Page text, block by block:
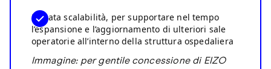
Elevata scalabilità, per supportare nel tempo
l’espansione e l’aggiornamento di ulteriori sale
operatorie all’interno della struttura ospedaliera
Immagine: per gentile concessione di EIZO